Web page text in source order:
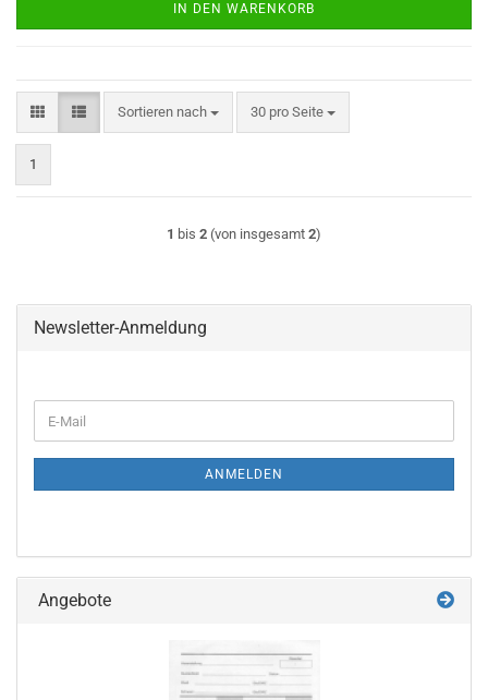
IN DEN WARENKORB
Sortieren nach
Sortieren nach 30 pro Seite
pro Seite
1
1 bis 2 (von insgesamt 2)
Newsletter-Anmeldung
ZUR
E-
Mail
ANMELDEN
Angebote